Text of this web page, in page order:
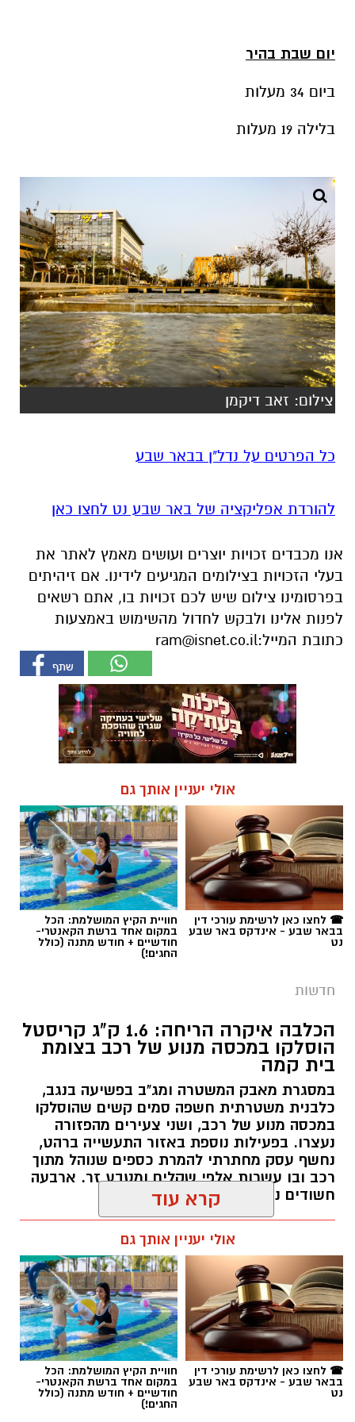
בלילה 19 מעלות
צילום: זאב דיקמן
כל הפרטים על נדל"ן בבאר שבע
בפרסומינו צילום שיש לכם זכויות בו, אתם רשאים
כתובת המייל:ram@isnet.co.il
אולי יעניין אותך גם
☎ לחצו כאן לרשימת עורכי דין חוויית הקיץ המושלמת: הכל
חודשיים + חודש מתנה (כולל
החגים!)
חדשות
הכלבה איקרה הריחה: 1.6 ק"ג קריסטל
הוסלקו במכסה מנוע של רכב בצומת
בית קמה
במסגרת מאבק המשטרה ומג"ב בפשיעה בנגב,
כלבנית משטרתית חשפה סמים קשים שהוסלקו
נעצרו. בפעילות נוספת באזור התעשייה ברהט,
רכב ובו עשרות אלפי שקלים ומטבע זר. ארבעה
חשודים נעצרו בסך הכל.
רותם שרון / 19:00 06.08.26
תגים:משטרה
קרדיט: משטרת ישראל
שוטרי המחוז הדרומי ולוחמי המשמר הלאומי של
מג"ב ממשיכים להנחית מכות על תשתיות
קרא עוד
אולי יעניין אותך גם
☎ לחצו כאן לרשימת עורכי דין
בבאר שבע - אינדקס באר שבע
חוויית הקיץ המושלמת: הכל
במקום אחד ברשת הקאנטרי-
חודשיים + חודש מתנה (כולל
החגים!)
חדשות
פרסום ראשון: בני 13 ו-14 חשודים
במעשי סדום קשים וצילום ההתעללות
בנערים בפארק בב''ש
מערכת "באר שבע נט" חושפת פרטים מחרידים
מאירוע שהתרחש בסוף השבוע האחרון: שני